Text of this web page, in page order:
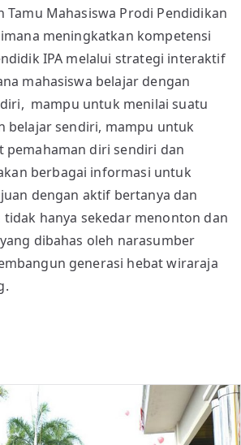
A
N
G
G
A
H
I
R
A
Tamu Mahasiswa Prodi Pendidikan
meningkatkan kompetensi
IPA melalui strategi interaktif
mahasiswa belajar dengan
mampu untuk menilai suatu
belajar sendiri, mampu untuk
pemahaman diri sendiri dan
berbagai informasi untuk
dengan aktif bertanya dan
hanya sekedar menonton dan
dibahas oleh narasumber
generasi hebat wiraraja